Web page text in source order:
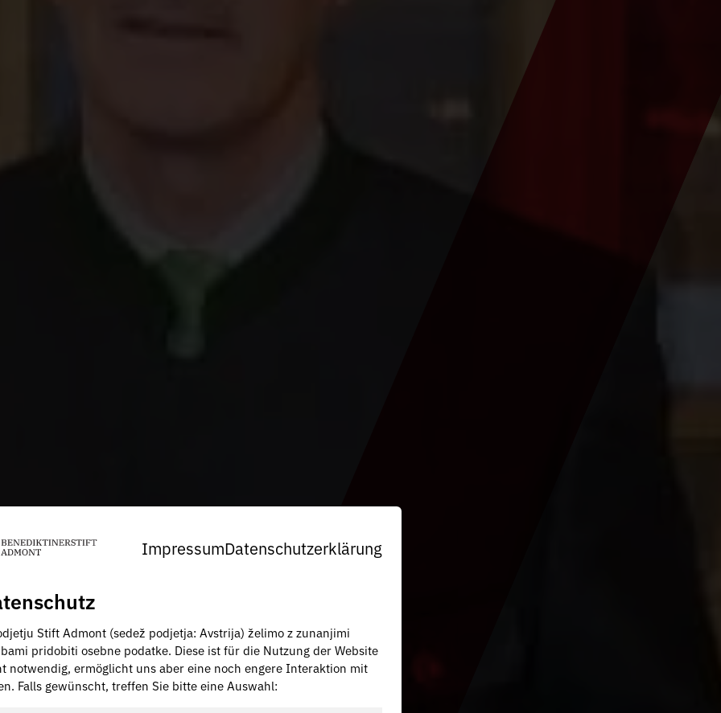
ImpressumDatenschutzerklärung
Stift Admont (sedež podjetja: Avstrija) želimo z zunanjimi
pridobiti osebne podatke. Diese ist für die Nutzung der Website
notwendig, ermöglicht uns aber eine noch engere Interaktion mit
Falls gewünscht, treffen Sie bitte eine Auswahl: